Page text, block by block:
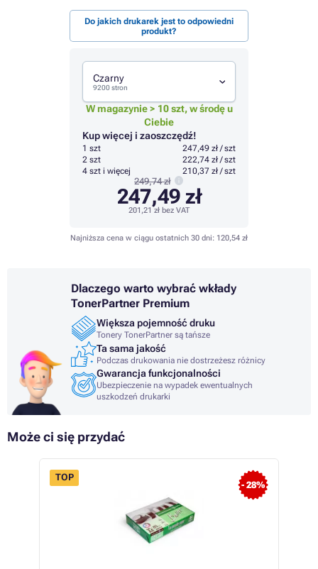
Do jakich drukarek jest to odpowiedni
produkt?
Czarny
9200 stron
W magazynie > 10 szt, w środę u
Ciebie
Kup więcej i zaoszczędź!
1 szt
247,49 zł / szt
2 szt
222,74 zł / szt
4 szt i więcej
210,37 zł / szt
249,74 zł
247,49 zł
201,21 zł bez VAT
Najniższa cena w ciągu ostatnich 30 dni: 120,54 zł
Dlaczego warto wybrać wkłady
TonerPartner Premium
Większa pojemność druku
Tonery TonerPartner są tańsze
Ta sama jakość
Podczas drukowania nie dostrzeżesz różnicy
Gwarancja funkcjonalności
Ubezpieczenie na wypadek ewentualnych
uszkodzeń drukarki
Może ci się przydać
- 28%
TOP